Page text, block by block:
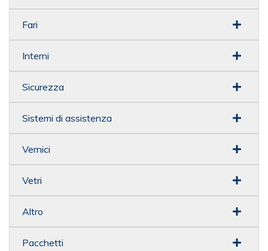
Fari
Interni
Sicurezza
Sistemi di assistenza
Vernici
Vetri
Altro
Pacchetti